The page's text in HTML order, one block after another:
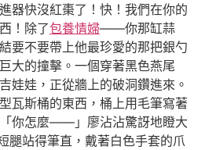
器快沒紅棗了！快！我們在你的
！除了包養情婦——你那缸蒜
要不要帶上他最珍愛的那把銀勺
大的撞擊。一個穿著黑色燕尾
娃娃，正從牆上的破洞鑽進來。
瓦斯桶的東西，桶上用毛筆寫著
「你怎麼——」廖沾沾驚訝地瞪大
腿站得筆直，戴著白色手套的爪